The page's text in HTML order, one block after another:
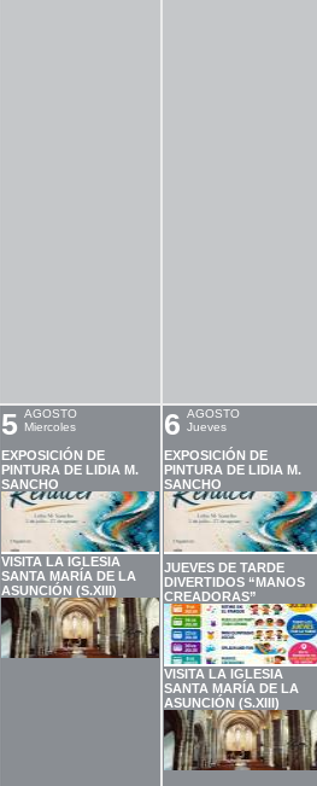
5 AGOSTO
Miercoles
EXPOSICIÓN DE
PINTURA DE LIDIA M.
SANCHO
VISITA LA IGLESIA
SANTA MARÍA DE LA
ASUNCIÓN (S.XIII)
6 AGOSTO
Jueves
EXPOSICIÓN DE
PINTURA DE LIDIA M.
SANCHO
JUEVES DE TARDE
DIVERTIDOS “MANOS
CREADORAS”
VISITA LA IGLESIA
SANTA MARÍA DE LA
ASUNCIÓN (S.XIII)